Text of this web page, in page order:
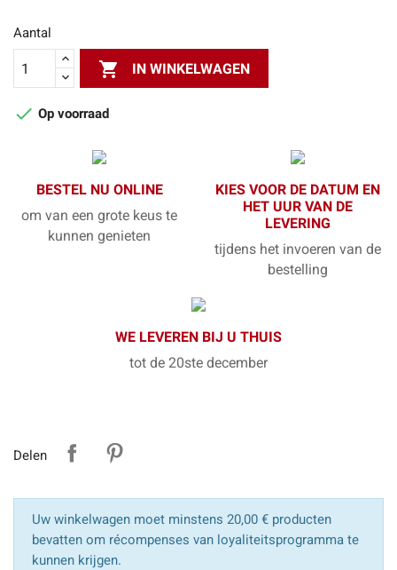
Aantal
 IN WINKELWAGEN
 Op voorraad
BESTEL NU ONLINE
om van een grote keus te
kunnen genieten
KIES VOOR DE DATUM EN
HET UUR VAN DE
LEVERING
tijdens het invoeren van de
bestelling
WE LEVEREN BIJ U THUIS
tot de 20ste december
Delen
Uw winkelwagen moet minstens 20,00 € producten
bevatten om récompenses van loyaliteitsprogramma te
kunnen krijgen.